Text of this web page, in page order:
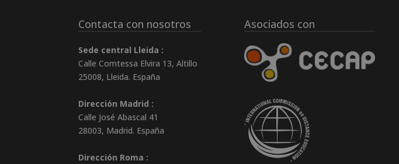
Contacta con nosotros
Sede central Lleida :
Calle Comtessa Elvira 13, Altillo
25008, Lleida. España
Dirección Madrid :
Calle José Abascal 41
28003, Madrid. España
Dirección Roma :
Asociados con